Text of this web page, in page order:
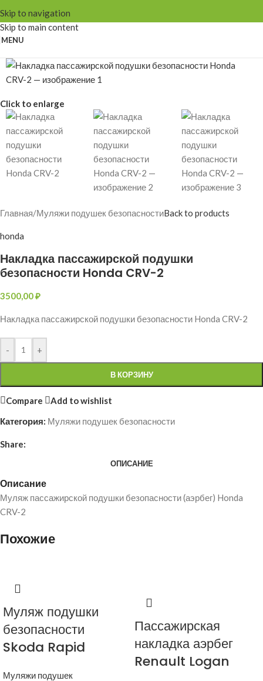
Skip to navigation
Skip to main content
MENU
Click to enlarge
Главная/Муляжи подушек безопасностиBack to products
honda
Накладка пассажирской подушки
безопасности Honda CRV-2
3500,00₽
Накладка пассажирской подушки безопасности Honda CRV-2
- +
В КОРЗИНУ
Compare
Add to wishlist
Категория: Муляжи подушек безопасности
Share:
ОПИСАНИЕ
Описание
Муляж пассажирской подушки безопасности (аэрбег) Honda
CRV-2
Похожие
Муляж подушки
безопасности
Skoda Rapid
Муляжи подушек
Пассажирская
накладка аэрбег
Renault Logan